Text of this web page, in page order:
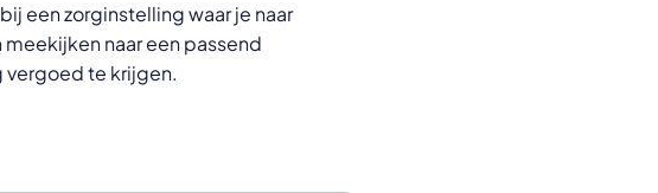
een zorginstelling waar je naar
meekijken naar een passend
vergoed te krijgen.